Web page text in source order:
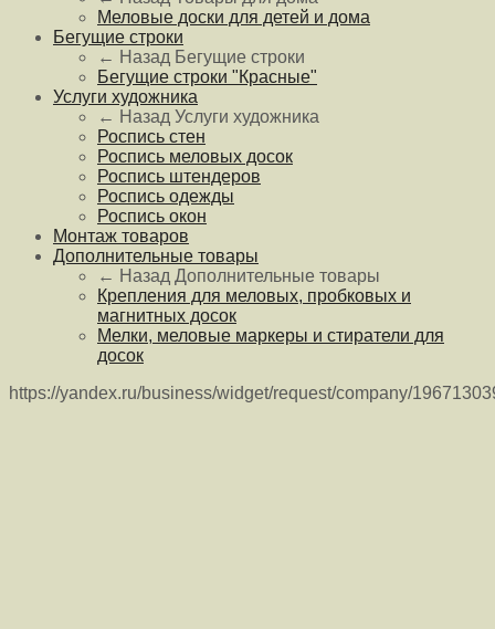
Меловые доски для детей и дома
Бегущие строки
← Назад Бегущие строки
Бегущие строки "Красные"
Услуги художника
← Назад Услуги художника
Роспись стен
Роспись меловых досок
Роспись штендеров
Роспись одежды
Роспись окон
Монтаж товаров
Дополнительные товары
← Назад Дополнительные товары
Крепления для меловых, пробковых и
магнитных досок
Мелки, меловые маркеры и стиратели для
досок
https://yandex.ru/business/widget/request/company/